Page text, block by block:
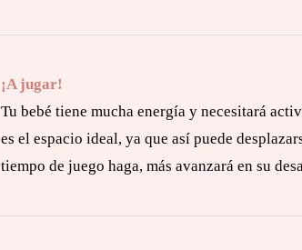
¡A jugar!
Tu bebé tiene mucha energía y necesitará
es el espacio ideal, ya que así puede
tiempo de juego haga, más avanzará en su